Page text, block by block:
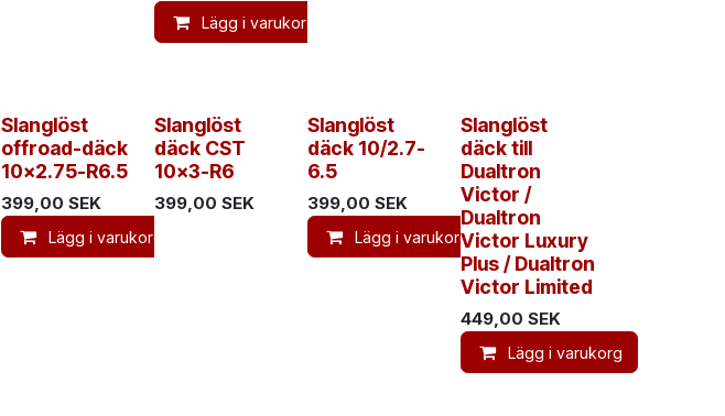
Lägg i varukorg
Slanglöst
offroad-däck
10x2.75-R6.5
399,00 SEK
Lägg i varukorg
Slanglöst
däck CST
10x3-R6
399,00 SEK
Slanglöst
däck 10/2.7-
6.5
399,00 SEK
Lägg i varukorg
Slanglöst
däck till
Dualtron
Victor /
Dualtron
Victor Luxury
Plus / Dualtron
Victor Limited
449,00 SEK
Lägg i varukorg